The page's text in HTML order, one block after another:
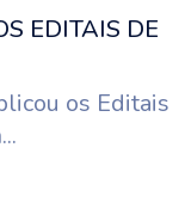
EDITAIS DE
os Editais